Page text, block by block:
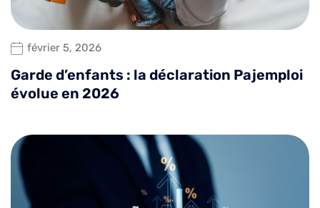
février 5, 2026
Garde d’enfants : la déclaration Pajemploi
évolue en 2026